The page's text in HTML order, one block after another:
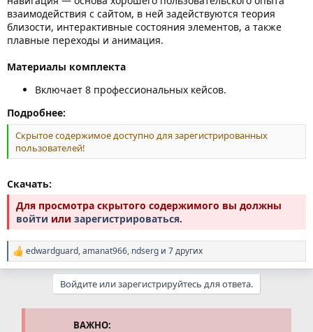
взаимодействия с сайтом, в ней задействуются теория
близости, интерактивные состояния элементов, а также
плавные переходы и анимация.
Материалы комплекта
Включает 8 профессиональных кейсов.
Подробнее:
Скрытое содержимое доступно для зарегистрированных
пользователей!
Скачать:
Для просмотра скрытого содержимого вы должны
войти или зарегистрироваться.
Р
е
edwardguard,amanat966, ndserg и 7 других
Войдите или зарегистрируйтесь для ответа.
ВАЖНО: